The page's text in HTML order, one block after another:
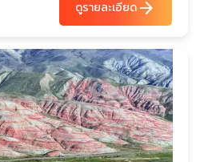
ดูรายละเอียดarrow_forward